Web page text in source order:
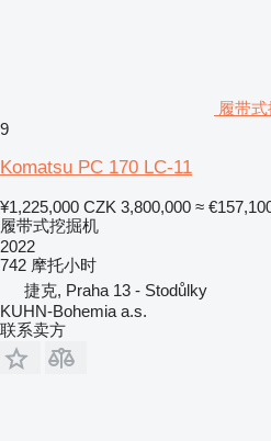
履带
9
Komatsu PC 170 LC-11
¥1,225,000 CZK 3,800,000 ≈
履带式挖掘机
2022
742 摩托小时
捷克, Praha 13 - Stodůlky
KUHN-Bohemia a.s.
联系卖方